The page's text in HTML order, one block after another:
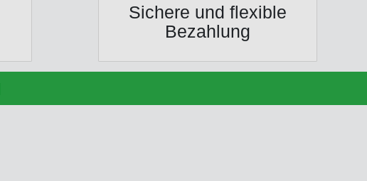
Sichere und flexible
Bezahlung